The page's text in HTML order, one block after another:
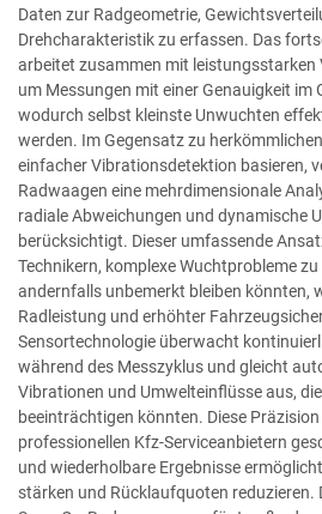
Daten zur Radgeometrie,
Drehcharakteristik zu erfassen. Das
arbeitet zusammen mit
um Messungen mit einer Genauigkeit im
wodurch selbst kleinste Unwuchten
werden. Im Gegensatz zu
einfacher Vibrationsdetektion basieren,
Radwaagen eine mehrdimensionale
radiale Abweichungen und dynamische
berücksichtigt. Dieser umfassende
Technikern, komplexe Wuchtprobleme
andernfalls unbemerkt bleiben könnten,
Radleistung und erhöhter
Sensortechnologie überwacht
während des Messzyklus und gleicht
Vibrationen und Umwelteinflüsse aus,
beeinträchtigen könnten. Diese
professionellen Kfz-Serviceanbietern
und wiederholbare Ergebnisse
stärken und Rücklaufquoten reduzieren.